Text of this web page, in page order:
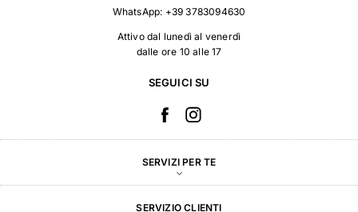
WhatsApp: +39 3783094630
Attivo dal lunedì al venerdì
dalle ore 10 alle 17
SEGUICI SU
SERVIZI PER TE
SERVIZIO CLIENTI